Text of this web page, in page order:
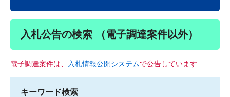
入札公告の検索 （電子調達案件以外）
電子調達案件は、 入札情報公開システムで公告しています
キーワード検索